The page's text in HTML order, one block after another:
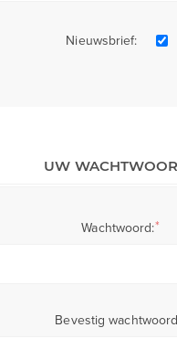
Nieuwsbrief:
UW
Wachtwoord:*
Bevestig